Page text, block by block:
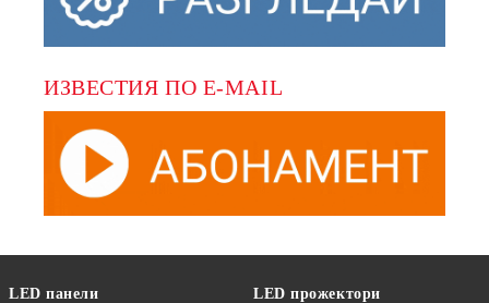
ИЗВЕСТИЯ ПО E-MAIL
LED панели
LED прожектори